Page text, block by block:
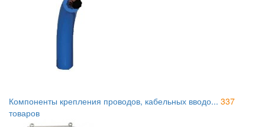
Компоненты крепления проводов, кабельных вводо... 337
товаров